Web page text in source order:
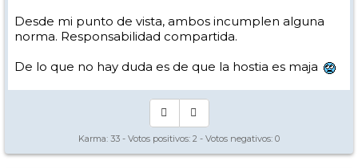
Desde mi punto de vista, ambos incumplen alguna
norma. Responsabilidad compartida.
De lo que no hay duda es de que la hostia es maja
Karma: 33 - Votos positivos: 2 - Votos negativos: 0